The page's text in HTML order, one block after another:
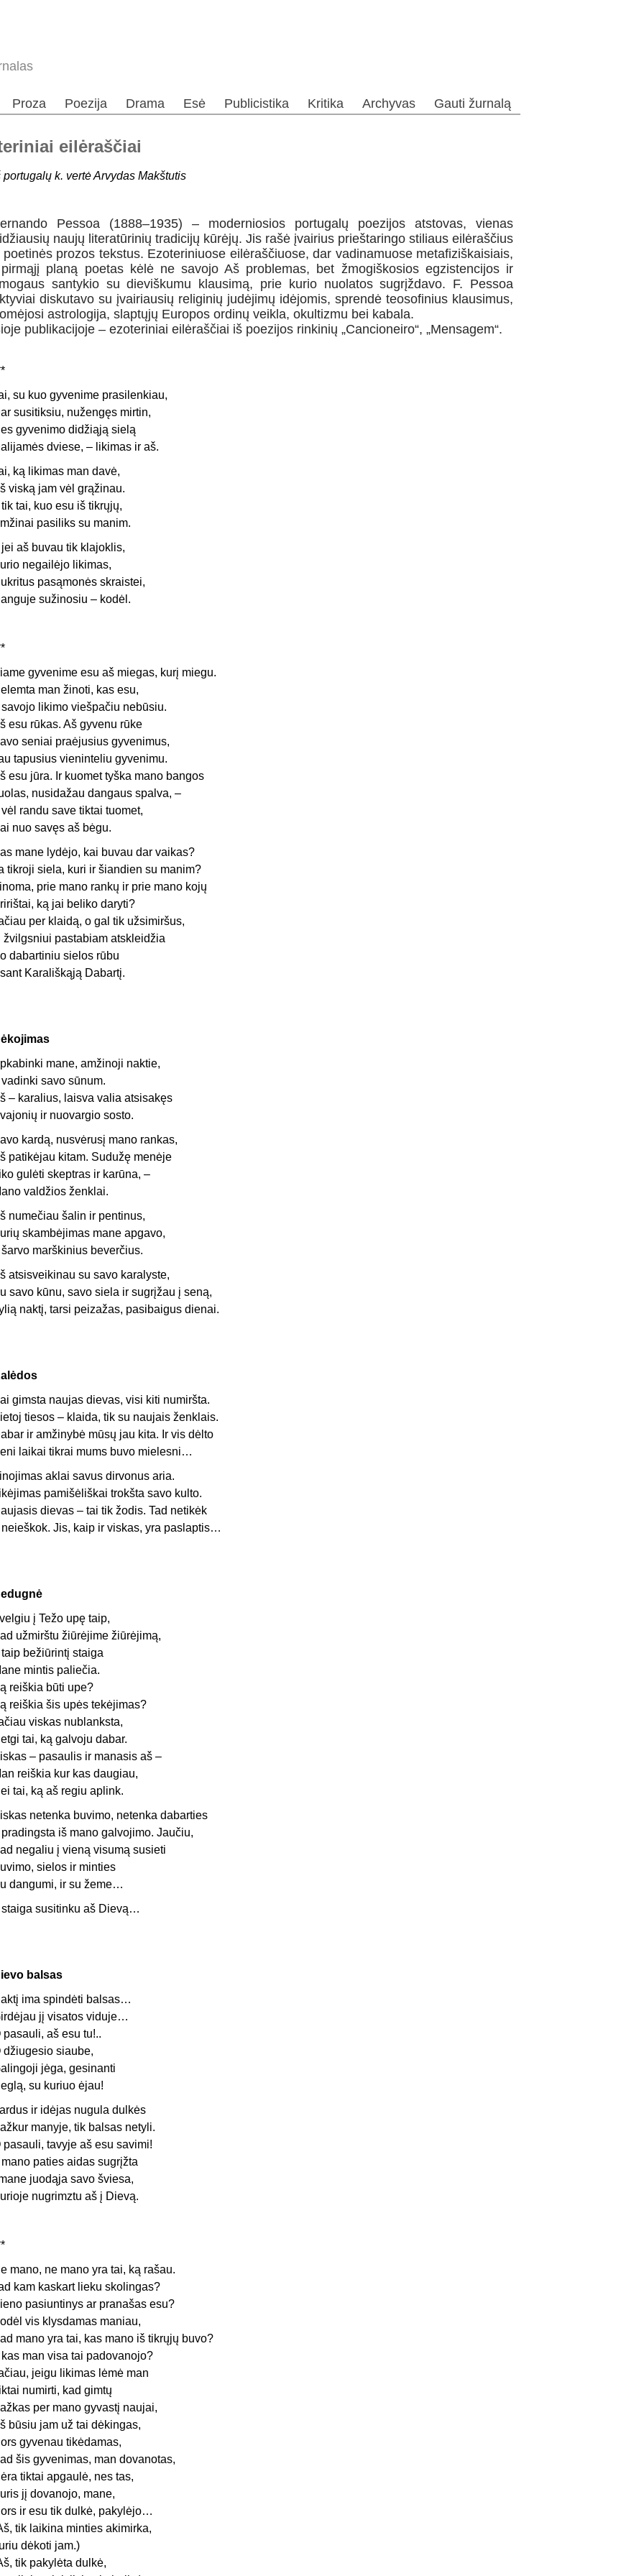
Proza Poezija Drama Esė Publicistika Kritika Archyvas Gauti žurnalą
eilėraščiai
portugalų k. vertė Arvydas Makštutis
Pessoa (1888–1935) – moderniosios portugalų poezijos atstovas, vienas
naujų literatūrinių tradicijų kūrėjų. Jis rašė įvairius prieštaringo stiliaus eilėraščius
poetinės prozos tekstus. Ezoteriniuose eilėraščiuose, dar vadinamuose metafiziškaisiais,
planą poetas kėlė ne savojo Aš problemas, bet žmogiškosios egzistencijos ir
santykio su dieviškumu klausimą, prie kurio nuolatos sugrįždavo. F. Pessoa
diskutavo su įvairiausių religinių judėjimų idėjomis, sprendė teosofinius klausimus,
astrologija, slaptųjų Europos ordinų veikla, okultizmu bei kabala.
publikacijoje – ezoteriniai eilėraščiai iš poezijos rinkinių „Cancioneiro“, „Mensagem“.
su kuo gyvenime prasilenkiau,
susitiksiu, nužengęs mirtin,
gyvenimo didžiąją sielą
dviese, – likimas ir aš.
ką likimas man davė,
viską jam vėl grąžinau.
tik tai, kuo esu iš tikrųjų,
pasiliks su manim.
jei aš buvau tik klajoklis,
negailėjo likimas,
pasąmonės skraistei,
sužinosiu – kodėl.
gyvenime esu aš miegas, kurį miegu.
man žinoti, kas esu,
savojo likimo viešpačiu nebūsiu.
esu rūkas. Aš gyvenu rūke
seniai praėjusius gyvenimus,
tapusius vieninteliu gyvenimu.
esu jūra. Ir kuomet tyška mano bangos
uolas, nusidažau dangaus spalva, –
vėl randu save tiktai tuomet,
nuo savęs aš bėgu.
mane lydėjo, kai buvau dar vaikas?
tikroji siela, kuri ir šiandien su manim?
prie mano rankų ir prie mano kojų
ką jai beliko daryti?
per klaidą, o gal tik užsimiršus,
žvilgsniui pastabiam atskleidžia
dabartiniu sielos rūbu
Karališkąją Dabartį.
mane, amžinoji naktie,
vadinki savo sūnum.
– karalius, laisva valia atsisakęs
ir nuovargio sosto.
kardą, nusvėrusį mano rankas,
patikėjau kitam. Sudužę menėje
gulėti skeptras ir karūna, –
valdžios ženklai.
numečiau šalin ir pentinus,
skambėjimas mane apgavo,
šarvo marškinius beverčius.
atsisveikinau su savo karalyste,
savo kūnu, savo siela ir sugrįžau į seną,
naktį, tarsi peizažas, pasibaigus dienai.
gimsta naujas dievas, visi kiti numiršta.
tiesos – klaida, tik su naujais ženklais.
ir amžinybė mūsų jau kita. Ir vis dėlto
laikai tikrai mums buvo mielesni…
aklai savus dirvonus aria.
pamišėliškai trokšta savo kulto.
dievas – tai tik žodis. Tad netikėk
neieškok. Jis, kaip ir viskas, yra paslaptis…
į Težo upę taip,
užmirštu žiūrėjime žiūrėjimą,
taip bežiūrintį staiga
mintis paliečia.
reiškia būti upe?
reiškia šis upės tekėjimas?
viskas nublanksta,
tai, ką galvoju dabar.
– pasaulis ir manasis aš –
reiškia kur kas daugiau,
tai, ką aš regiu aplink.
netenka buvimo, netenka dabarties
pradingsta iš mano galvojimo. Jaučiu,
negaliu į vieną visumą susieti
sielos ir minties
dangumi, ir su žeme…
staiga susitinku aš Dievą…
balsas
ima spindėti balsas…
jį visatos viduje…
pasauli, aš esu tu!..
džiugesio siaube,
jėga, gesinanti
su kuriuo ėjau!
ir idėjas nugula dulkės
manyje, tik balsas netyli.
pasauli, tavyje aš esu savimi!
mano paties aidas sugrįžta
mane juodąja savo šviesa,
nugrimztu aš į Dievą.
mano, ne mano yra tai, ką rašau.
kam kaskart lieku skolingas?
pasiuntinys ar pranašas esu?
vis klysdamas maniau,
mano yra tai, kas mano iš tikrųjų buvo?
kas man visa tai padovanojo?
jeigu likimas lėmė man
numirti, kad gimtų
per mano gyvastį naujai,
būsiu jam už tai dėkingas,
gyvenau tikėdamas,
šis gyvenimas, man dovanotas,
tiktai apgaulė, nes tas,
jį dovanojo, mane,
ir esu tik dulkė, pakylėjo…
tik laikina minties akimirka,
dėkoti jam.)
tik pakylėta dulkė,